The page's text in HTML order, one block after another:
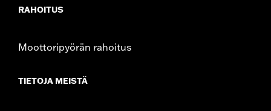
RAHOITUS
Moottoripyörän rahoitus
TIETOJA MEISTÄ